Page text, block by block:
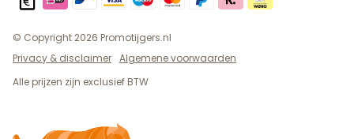
© Copyright 2026 Promotijgers.nl
Privacy & disclaimer Algemene voorwaarden
Alle prijzen zijn exclusief BTW